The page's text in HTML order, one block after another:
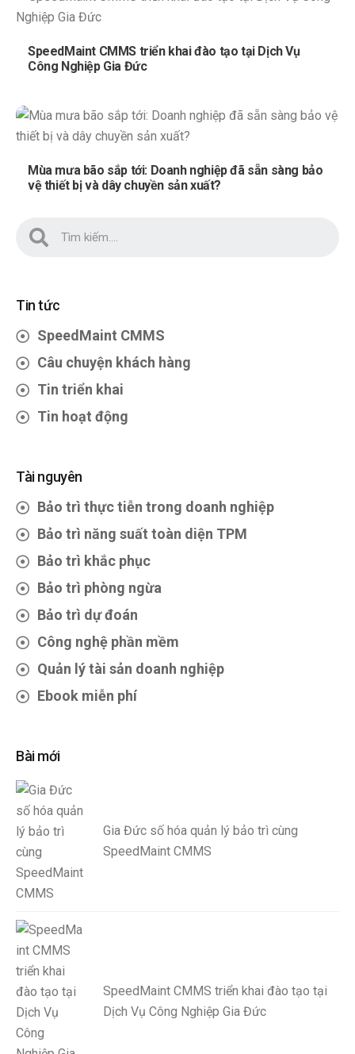
SpeedMaint CMMS triển khai đào tạo tại Dịch Vụ
Công Nghiệp Gia Đức
Mùa mưa bão sắp tới: Doanh nghiệp đã sẵn sàng bảo
vệ thiết bị và dây chuyền sản xuất?
Tin tức
SpeedMaint CMMS
Câu chuyện khách hàng
Tin triển khai
Tin hoạt động
Tài nguyên
Bảo trì thực tiễn trong doanh nghiệp
Bảo trì năng suất toàn diện TPM
Bảo trì khắc phục
Bảo trì phòng ngừa
Bảo trì dự đoán
Công nghệ phần mềm
Quản lý tài sản doanh nghiệp
Ebook miễn phí
Bài mới
Gia Đức số hóa quản lý bảo trì cùng
SpeedMaint CMMS
SpeedMaint CMMS triển khai đào tạo tại
Dịch Vụ Công Nghiệp Gia Đức